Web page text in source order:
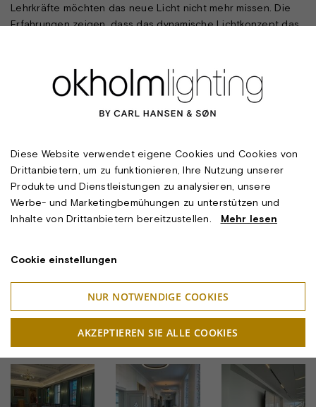
Lehrkräfte möchten das neue Licht nicht mehr missen. Die
Erfahrungen zeigen, dass das dynamische Lichtkonzept das
Bauherr: Schulvereinigung für Südschleswig und A.P. Møller
Beleuchtungsprojekt und Leuchtenhersteller: Okholm
Diese Website verwendet eigene Cookies und Cookies von
Drittanbietern, um zu funktionieren, Ihre Nutzung unserer
Produkte und Dienstleistungen zu analysieren, unsere
Werbe- und Marketingbemühungen zu unterstützen und
Inhalte von Drittanbietern bereitzustellen. Mehr lesen
Cookie einstellungen
NUR NOTWENDIGE COOKIES
AKZEPTIEREN SIE ALLE COOKIES